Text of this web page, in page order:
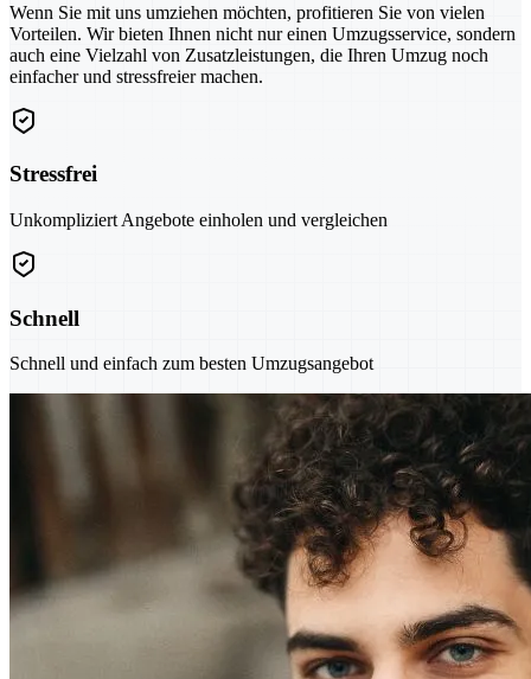
Wenn Sie mit uns umziehen möchten, profitieren Sie von vielen
Vorteilen. Wir bieten Ihnen nicht nur einen Umzugsservice, sondern
auch eine Vielzahl von Zusatzleistungen, die Ihren Umzug noch
einfacher und stressfreier machen.
Stressfrei
Unkompliziert Angebote einholen und vergleichen
Schnell
Schnell und einfach zum besten Umzugsangebot